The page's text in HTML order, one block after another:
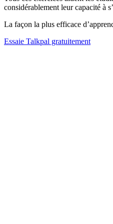
considérablement leur capacité à
La façon la plus efficace
Essaie Talkpal gratuitement